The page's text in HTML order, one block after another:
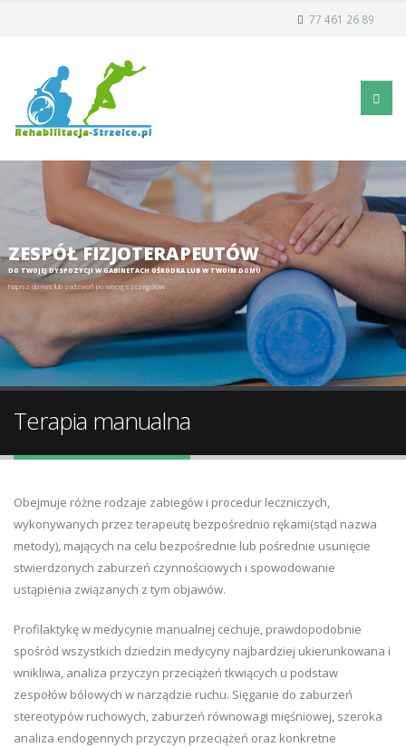
77 461 26 89
DO TWOJEJ DYSPOZYCJI W GABINETACH OŚRODKA LUB W TWOIM DOMU
ZESPÓŁ FIZJOTERAPEUTÓW
Napisz do nas lub zadzwoń po więcej szczegółów
Terapia manualna
Obejmuje różne rodzaje zabiegów i procedur leczniczych,
wykonywanych przez terapeutę bezpośrednio rękami(stąd nazwa
metody), mających na celu bezpośrednie lub pośrednie usunięcie
stwierdzonych zaburzeń czynnościowych i spowodowanie
ustąpienia związanych z tym objawów.
Profilaktykę w medycynie manualnej cechuje, prawdopodobnie
spośród wszystkich dziedzin medycyny najbardziej ukierunkowana i
wnikliwa, analiza przyczyn przeciążeń tkwiących u podstaw
zespołów bólowych w narządzie ruchu. Sięganie do zaburzeń
stereotypów ruchowych, zaburzeń równowagi mięśniowej, szeroka
analiza endogennych przyczyn przeciążeń oraz konkretne